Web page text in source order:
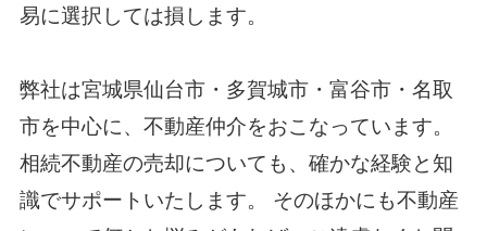
易に選択しては損します。
弊社は宮城県仙台市・多賀城市・富谷市・名取
市を中心に、不動産仲介をおこなっています。
相続不動産の売却についても、確かな経験と知
識でサポートいたします。 そのほかにも不動産